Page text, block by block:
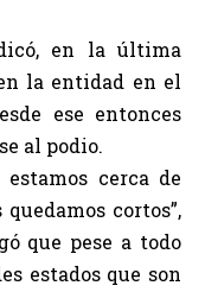
en la última
la entidad en el
ese entonces
al podio.
cerca de
cortos”,
que pese a todo
estados que son